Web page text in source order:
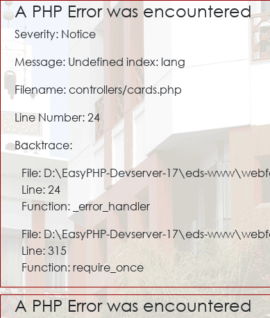
A PHP Error was encountered
Severity: Notice
Message: Undefined index: lang
Filename: controllers/cards.php
Line Number: 24
Backtrace:
File: D:\EasyPHP-Devserver-17\eds-
Line: 24
Function: _error_handler
File: D:\EasyPHP-Devserver-17\eds-
Line: 315
Function: require_once
A PHP Error was encountered